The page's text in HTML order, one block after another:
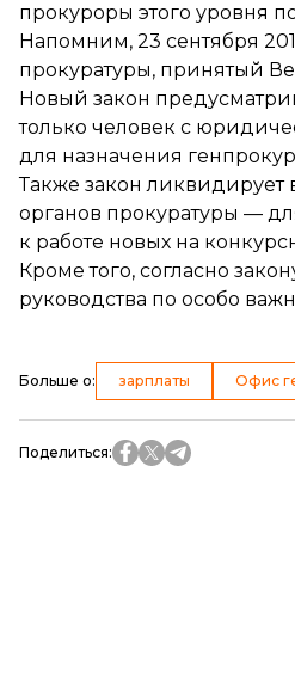
прокуроры этого уровня
Напомним, 23 сентября
прокуратуры, принятый
Новый закон
только человек с
для назначения
Также закон ликвидирует
органов прокуратуры —
к работе новых на
Кроме того, согласно
руководства по особо
Больше о: зарплаты Офис
Поделиться: